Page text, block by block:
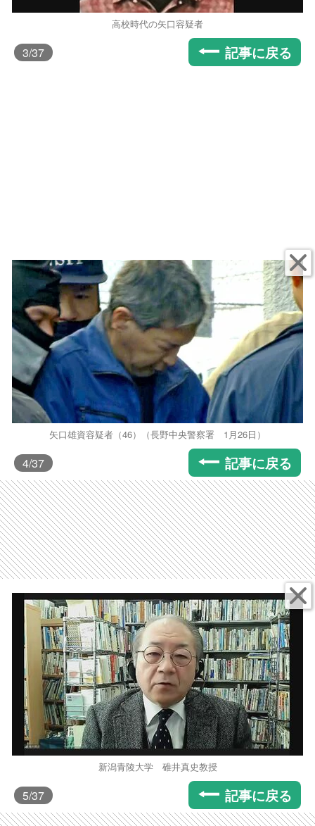
高校時代の矢口容疑者
3/37 記事に戻る
矢口雄資容疑者（46）（長野中央警察署 1月26日）
4/37 記事に戻る
新潟青陵大学 碓井真史教授
5/37 記事に戻る